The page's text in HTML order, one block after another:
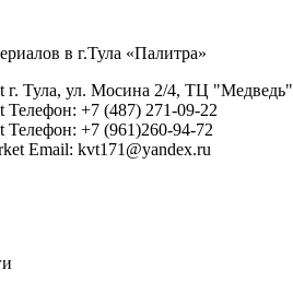
в г.Тула «Палитра»
г. Тула, ул. Мосина 2/4, ТЦ "Медведь"
Телефон: +7 (487) 271-09-22
Телефон: +7 (961)260-94-72
Email: kvt171@yandex.ru